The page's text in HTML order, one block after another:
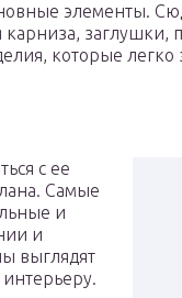
элементы.
карниза, заглушки,
которые легко
с ее
Самые
и
и
выглядят